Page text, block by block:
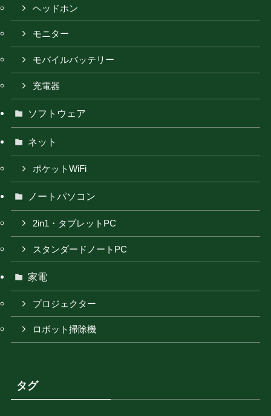
ヘッドホン
モニター
モバイルバッテリー
充電器
ソフトウェア
ネット
ポケットWiFi
ノートパソコン
2in1・タブレットPC
スタンダードノートPC
家電
プロジェクター
ロボット掃除機
タグ